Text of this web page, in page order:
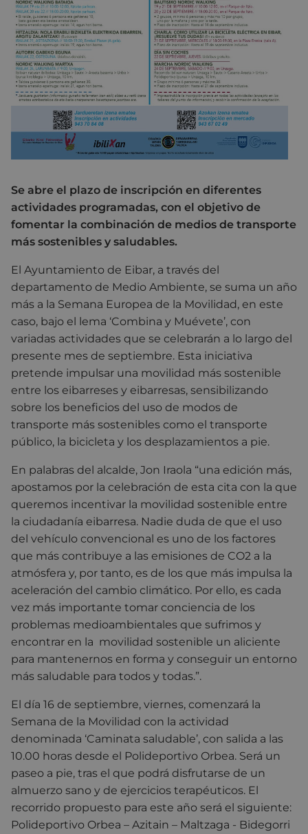
Se abre el plazo de inscripción en diferentes
actividades programadas, con el objetivo de
fomentar la combinación de medios de transporte
más sostenibles y saludables.
El Ayuntamiento de Eibar, a través del
departamento de Medio Ambiente, se suma un año
más a la Semana Europea de la Movilidad, en este
caso, bajo el lema ‘Combina y Muévete’, con
variadas actividades que se celebrarán a lo largo del
presente mes de septiembre. Esta iniciativa
pretende impulsar una movilidad más sostenible
entre los eibarreses y eibarresas, sensibilizando
sobre los beneficios del uso de modos de
transporte más sostenibles como el transporte
público, la bicicleta y los desplazamientos a pie.
En palabras del alcalde, Jon Iraola “una edición más,
apostamos por la celebración de esta cita con la que
queremos incentivar la movilidad sostenible entre
la ciudadanía eibarresa. Nadie duda de que el uso
del vehículo convencional es uno de los factores
que más contribuye a las emisiones de CO2 a la
atmósfera y, por tanto, es de los que más impulsa la
aceleración del cambio climático. Por ello, es cada
vez más importante tomar conciencia de los
problemas medioambientales que sufrimos y
encontrar en la movilidad sostenible un aliciente
para mantenernos en forma y conseguir un entorno
más saludable para todos y todas.”.
El día 16 de septiembre, viernes, comenzará la
Semana de la Movilidad con la actividad
denominada ‘Caminata saludable’, con salida a las
10.00 horas desde el Polideportivo Orbea. Será un
paseo a pie, tras el que podrá disfrutarse de un
almuerzo sano y de ejercicios terapéuticos. El
recorrido propuesto para este año será el siguiente:
Polideportivo Orbea – Azitain – Maltzaga - Bidegorri